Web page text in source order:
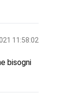
11:58:02
bisogni